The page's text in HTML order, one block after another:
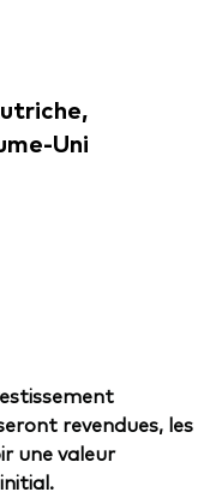
Uni
revendues, les
une valeur